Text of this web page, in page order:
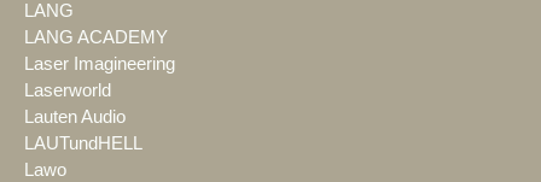
LANG
LANG ACADEMY
Laser Imagineering
Laserworld
Lauten Audio
LAUTundHELL
Lawo